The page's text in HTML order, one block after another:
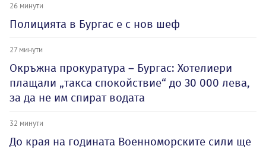
26 минути
Полицията в Бургас е с нов шеф
27 минути
Окръжна прокуратура – Бургас: Хотелиери
плащали „такса спокойствие“ до 30 000 лева,
за да не им спират водата
32 минути
До края на годината Военноморските сили ще